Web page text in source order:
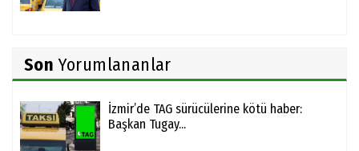
Son Yorumlananlar
İzmir’de TAG sürücülerine kötü haber:
Başkan Tugay...